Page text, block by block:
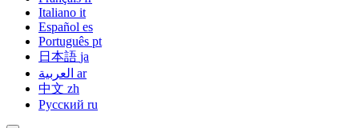
Italiano it
Español es
Português pt
日本語 ja
ar
中文 zh
Русский ru